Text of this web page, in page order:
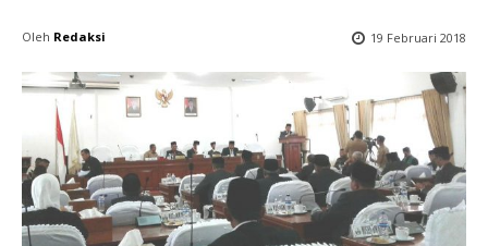
Oleh Redaksi 19 Februari 2018